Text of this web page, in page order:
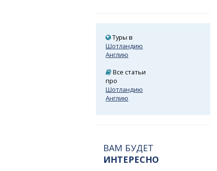
Туры в
Шотландию
Англию
Все статьи
про
Шотландию
Англию
ВАМ БУДЕТ
ИНТЕРЕСНО